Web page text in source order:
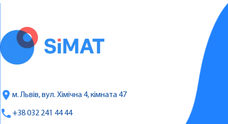
м. Львів, вул. Хімічна 4, кімната 47
+38 032 241 44 44